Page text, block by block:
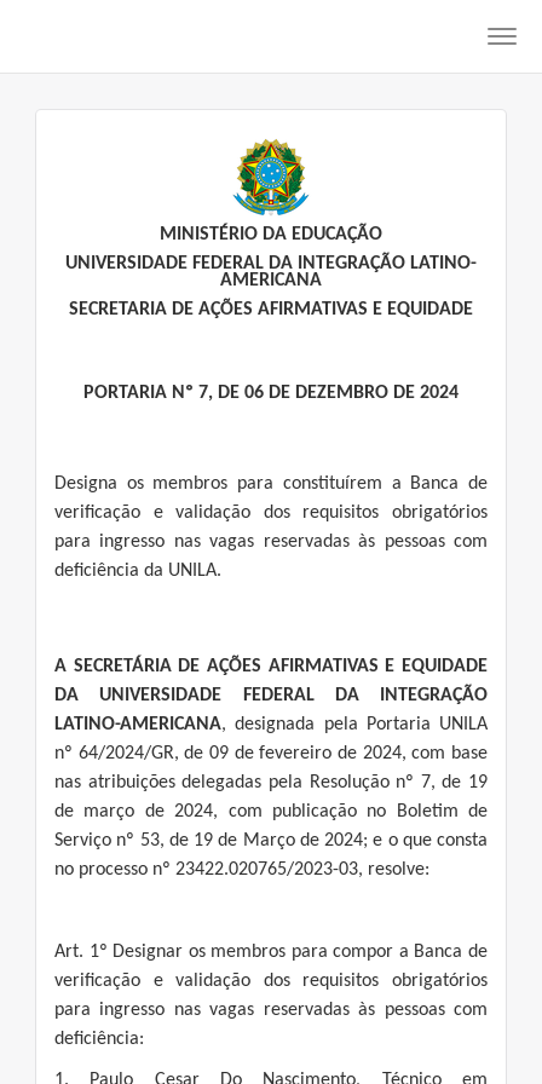
MINISTÉRIO DA EDUCAÇÃO
UNIVERSIDADE FEDERAL DA INTEGRAÇÃO LATINO-
AMERICANA
SECRETARIA DE AÇÕES AFIRMATIVAS E EQUIDADE
PORTARIA Nº 7, DE 06 DE DEZEMBRO DE 2024
Designa os membros para constituírem a Banca de
verificação e validação dos requisitos obrigatórios
para ingresso nas vagas reservadas às pessoas com
deficiência da UNILA.
A SECRETÁRIA DE AÇÕES AFIRMATIVAS E EQUIDADE
DA UNIVERSIDADE FEDERAL DA INTEGRAÇÃO
LATINO-AMERICANA, designada pela Portaria UNILA
nº 64/2024/GR, de 09 de fevereiro de 2024, com base
nas atribuições delegadas pela Resolução nº 7, de 19
de março de 2024, com publicação no Boletim de
Serviço nº 53, de 19 de Março de 2024; e o que consta
no processo nº 23422.020765/2023-03, resolve:
Art. 1º Designar os membros para compor a Banca de
verificação e validação dos requisitos obrigatórios
para ingresso nas vagas reservadas às pessoas com
deficiência: